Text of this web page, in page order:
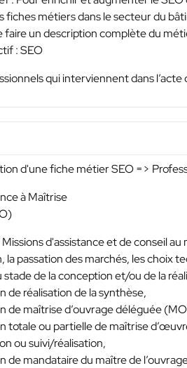
fiches métiers dans le secteur du
faire un description complète du
: SEO
qui interviennent dans
d'une fiche métier SEO =>
à Maîtrise
d'assistance et de conseil
la passation des marchés, les choix
de la conception et/ou de la
de réalisation de la synthèse,
de maîtrise d’ouvrage déléguée
totale ou partielle de maîtrise
ou suivi/réalisation,
de mandataire du maître de